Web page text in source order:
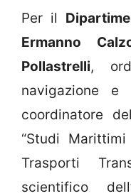
Per il
Ermanno
Pollastrelli,
navigazione
coordinatore
“Studi
Trasporti
scientifico